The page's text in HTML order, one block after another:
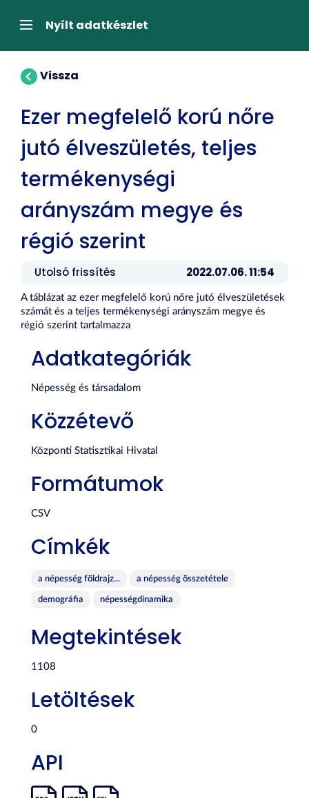
átugrásaNavigációNyílt adatkészlet
Vissza
Ezer megfelelő korú nőre
jutó élveszületés, teljes
termékenységi
arányszám megye és
régió szerint
Utolsó frissítés 2022.07.06. 11:54
A táblázat az ezer megfelelő korú nőre jutó élveszületések
számát és a teljes termékenységi arányszám megye és
régió szerint tartalmazza
Adatkategóriák
Népesség és társadalom
Közzétevő
Központi Statisztikai Hivatal
Formátumok
CSV
Címkék
a népesség földrajz... a népesség összetétele
demográfia népességdinamika
Megtekintések
1108
Letöltések
0
API